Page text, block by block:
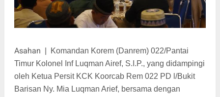
Asahan
Komandan Korem (Danrem) 022/Pantai
Timur Kolonel Inf Luqman Airef, S.I.P., yang didampingi
oleh Ketua Persit KCK Koorcab Rem 022 PD l/Bukit
Barisan Ny. Mia Luqman Arief, bersama dengan